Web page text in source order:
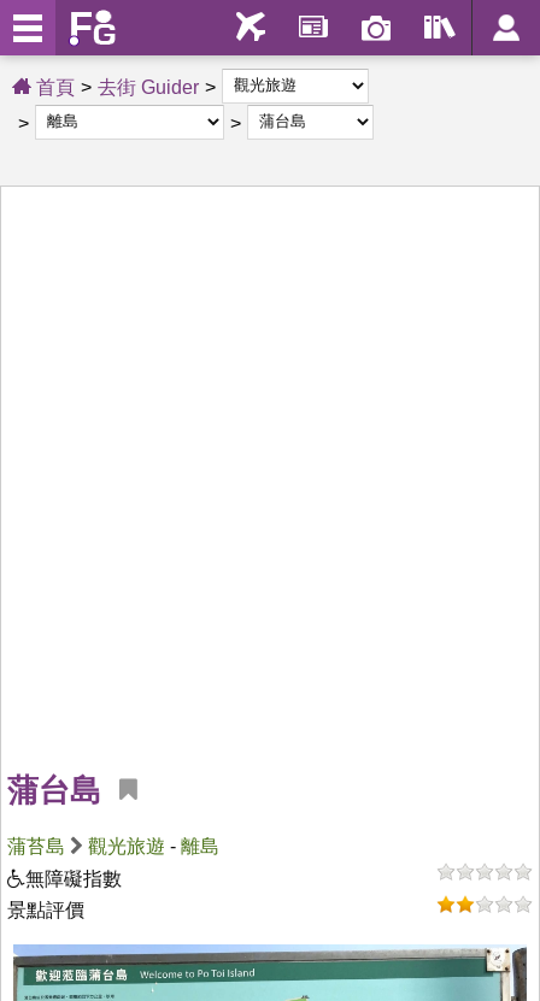
首頁 去街 Guider
蒲台島
蒲苔島 觀光旅遊 - 離島
無障礙指數
景點評價